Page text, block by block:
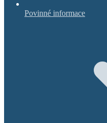
Povinné informace